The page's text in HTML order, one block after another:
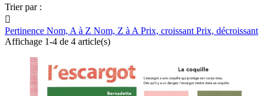
Trier par :

Pertinence Nom, A à Z Nom, Z à A Prix, croissant Prix, décroissant
Affichage 1-4 de 4 article(s)